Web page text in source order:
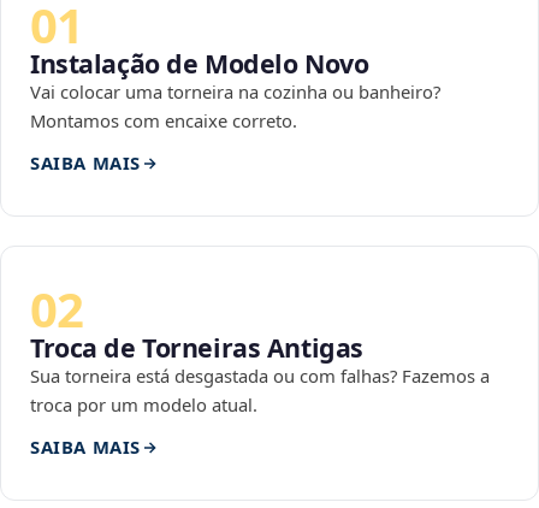
01
Instalação de Modelo Novo
Vai colocar uma torneira na cozinha ou banheiro?
Montamos com encaixe correto.
SAIBA MAIS
02
Troca de Torneiras Antigas
Sua torneira está desgastada ou com falhas? Fazemos a
troca por um modelo atual.
SAIBA MAIS